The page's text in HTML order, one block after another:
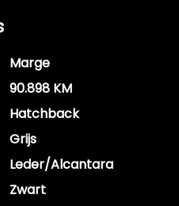
Marge
90.898 KM
Hatchback
Grijs
Leder/Alcantara
Zwart